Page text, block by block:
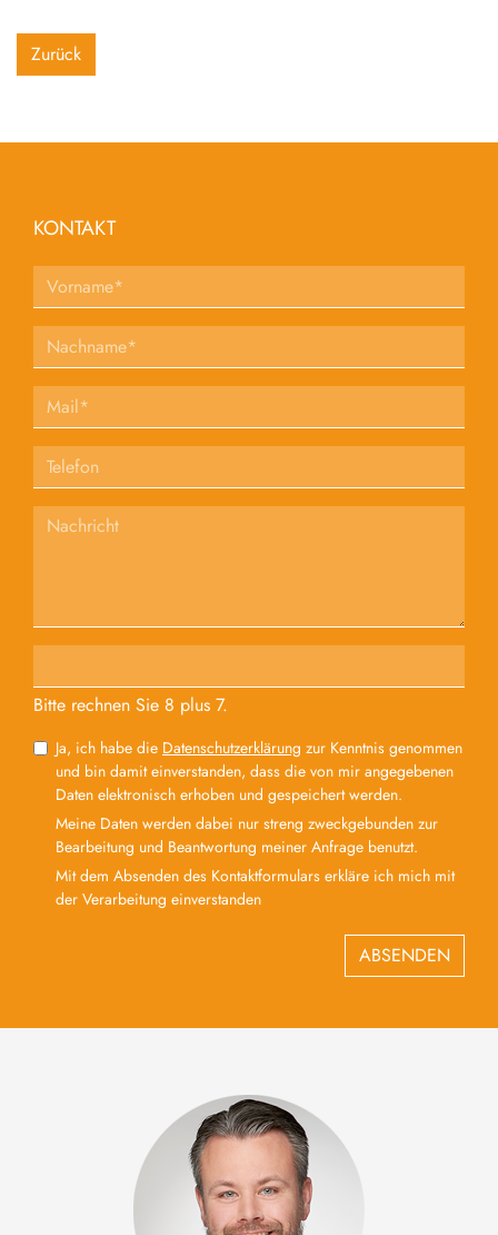
Zurück
KONTAKT
Bitte rechnen Sie 8 plus 7.
Ja, ich habe die Datenschutzerklärung zur Kenntnis genommen
und bin damit einverstanden, dass die von mir angegebenen
Daten elektronisch erhoben und gespeichert werden.
Meine Daten werden dabei nur streng zweckgebunden zur
Bearbeitung und Beantwortung meiner Anfrage benutzt.
Mit dem Absenden des Kontaktformulars erkläre ich mich mit
der Verarbeitung einverstanden
ABSENDEN